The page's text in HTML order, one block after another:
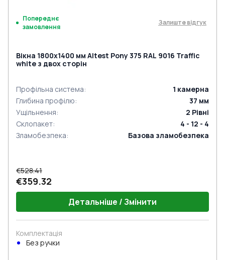
Попереднє
замовлення
Залиште відгук
Вікна 1800x1400 мм Altest Pony 375 RAL 9016 Traffic
white з двох сторін
Профільна система: 1 камерна
Глибина профілю: 37 мм
Ущільнення: 2 Рівні
Склопакет:
4 - 12 - 4
Зламобезпека: Базова зламобезпека
€528.41
€359.32
Детальніше / Змінити
Комплектація
Без ручки